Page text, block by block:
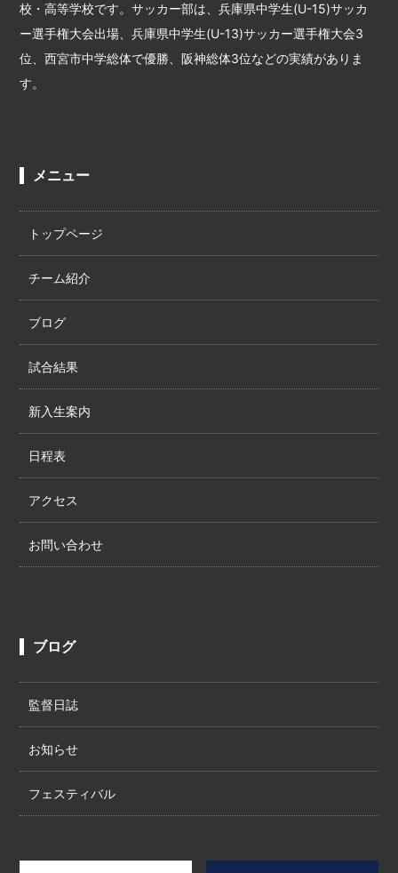
校・高等学校です。サッカー部は、兵庫県中学生(U-15)サッカ
ー選手権大会出場、兵庫県中学生(U-13)サッカー選手権大会3
位、西宮市中学総体で優勝、阪神総体3位などの実績がありま
す。
メニュー
トップページ
チーム紹介
ブログ
試合結果
新入生案内
日程表
アクセス
お問い合わせ
ブログ
監督日誌
お知らせ
フェスティバル